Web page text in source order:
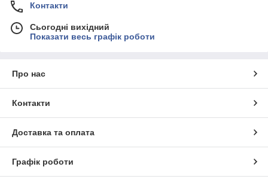
Контакти
Сьогодні вихідний
Показати весь графік роботи
Про нас
Контакти
Доставка та оплата
Графік роботи